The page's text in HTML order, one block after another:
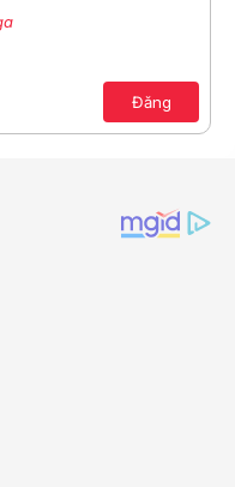
sách có thứ tự
trái format
Gạch ngang
line
Đăng